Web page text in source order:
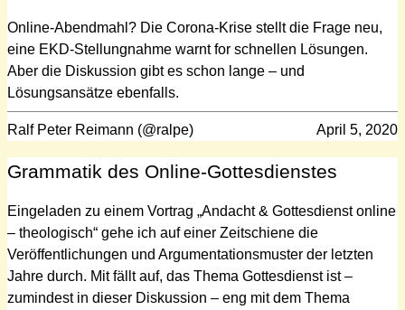
Online-Abendmahl? Die Corona-Krise stellt die Frage neu,
eine EKD-Stellungnahme warnt for schnellen Lösungen.
Aber die Diskussion gibt es schon lange – und
Lösungsansätze ebenfalls.
Ralf Peter Reimann (@ralpe) April 5, 2020
Grammatik des Online-Gottesdienstes
Eingeladen zu einem Vortrag „Andacht & Gottesdienst online
– theologisch“ gehe ich auf einer Zeitschiene die
Veröffentlichungen und Argumentationsmuster der letzten
Jahre durch. Mit fällt auf, das Thema Gottesdienst ist –
zumindest in dieser Diskussion – eng mit dem Thema